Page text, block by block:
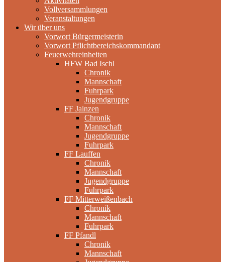
Vollversammlungen
Veranstaltungen
Wir über uns
Vorwort Bürgermeisterin
Vorwort Pflichtbereichskommandant
Feuerwehreinheiten
HFW Bad Ischl
Chronik
Mannschaft
Fuhrpark
Jugendgruppe
FF Jainzen
Chronik
Mannschaft
Jugendgruppe
Fuhrpark
FF Lauffen
Chronik
Mannschaft
Jugendgruppe
Fuhrpark
FF Mitterweißenbach
Chronik
Mannschaft
Fuhrpark
FF Pfandl
Chronik
Mannschaft